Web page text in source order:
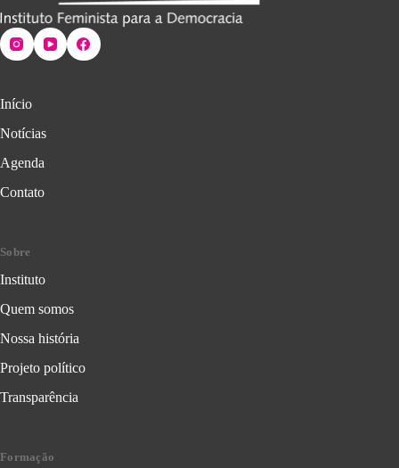
Início
Notícias
Agenda
Contato
Sobre
Instituto
Quem somos
Nossa história
Projeto político
Transparência
Formação